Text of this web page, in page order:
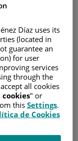
Díaz uses its
(located in
guarantee an
for user
services
through the
all cookies
cookies" or
this Settings.
de Cookies